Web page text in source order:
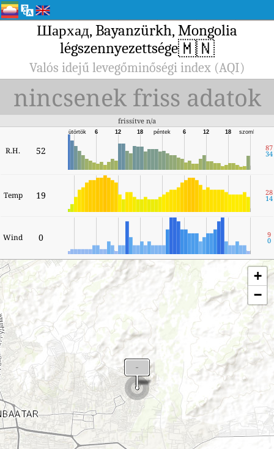
Шархад, Bayanzürkh, Mongolia
légszennyezettsége🇲🇳
Valós idejű levegőminőségi index (AQI)
nincsenek friss adatok
frissítve n/a
R.H. 52
szombat
18
12
6
péntek
18
12
6
csütörtök
87
34
Temp 19 28
14
Wind 0 9
0
+
−